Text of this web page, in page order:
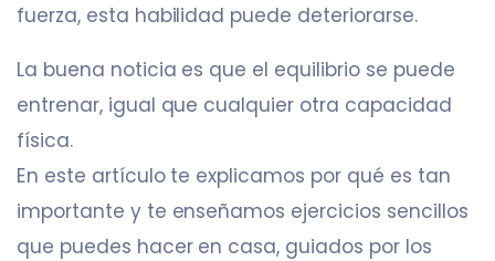
fuerza, esta habilidad puede deteriorarse.
La buena noticia es que el equilibrio se puede
entrenar, igual que cualquier otra capacidad
física.
En este artículo te explicamos por qué es tan
importante y te enseñamos ejercicios sencillos
que puedes hacer en casa, guiados por los